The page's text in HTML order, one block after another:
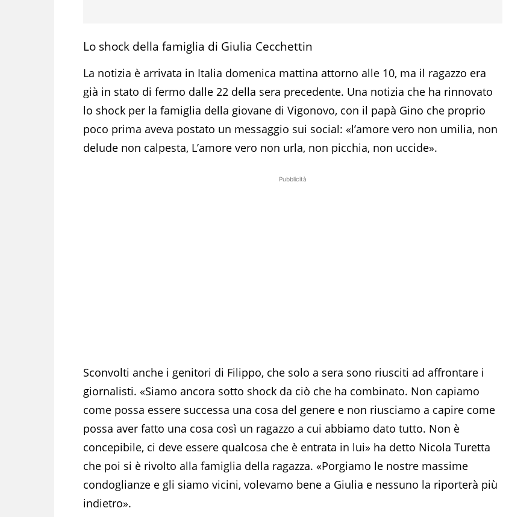
Lo shock della famiglia di Giulia Cecchettin
La notizia è arrivata in Italia domenica mattina attorno alle 10, ma il ragazzo era
già in stato di fermo dalle 22 della sera precedente. Una notizia che ha rinnovato
lo shock per la famiglia della giovane di Vigonovo, con il papà Gino che proprio
poco prima aveva postato un messaggio sui social: «l’amore vero non umilia, non
delude non calpesta, L’amore vero non urla, non picchia, non uccide».
Pubblicità
Sconvolti anche i genitori di Filippo, che solo a sera sono riusciti ad affrontare i
giornalisti. «Siamo ancora sotto shock da ciò che ha combinato. Non capiamo
come possa essere successa una cosa del genere e non riusciamo a capire come
possa aver fatto una cosa così un ragazzo a cui abbiamo dato tutto. Non è
concepibile, ci deve essere qualcosa che è entrata in lui» ha detto Nicola Turetta
che poi si è rivolto alla famiglia della ragazza. «Porgiamo le nostre massime
condoglianze e gli siamo vicini, volevamo bene a Giulia e nessuno la riporterà più
indietro».